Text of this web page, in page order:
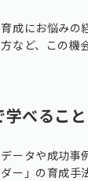
成にお悩みの
など、この機
べること
ータや成功事
ー」の育成手